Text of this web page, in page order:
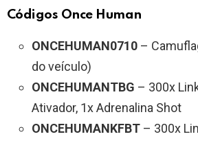
Códigos Once Human
ONCEHUMAN0710 –
do veículo)
ONCEHUMANTBG – 300x
Ativador, 1x Adrenalina Shot
ONCEHUMANKFBT – 300x